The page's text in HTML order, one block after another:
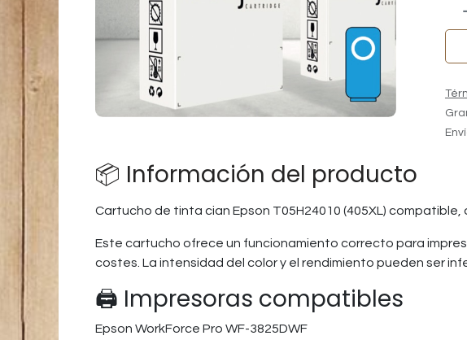
📦 Información del producto
Cartucho de tinta cian Epson T05H24010 (405XL)
Este cartucho ofrece un funcionamiento correcto para
costes. La intensidad del color y el rendimiento pueden ser
🖨️ Impresoras compatibles
Epson WorkForce Pro WF-3825DWF​